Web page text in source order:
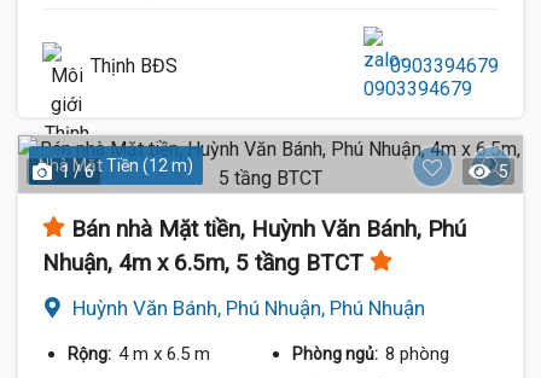
Thịnh BĐS 0903394679
Nhà Mặt Tiền (12 m)
1 / 6 5
Bán nhà Mặt tiền, Huỳnh Văn Bánh, Phú
Nhuận, 4m x 6.5m, 5 tầng BTCT
Huỳnh Văn Bánh, Phú Nhuận, Phú Nhuận
Rộng: 4 m x 6.5 m Phòng ngủ: 8 phòng